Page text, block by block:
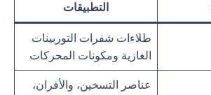
التطبيقات
طلاءات شفرات التوربينات
الغازية ومكونات المحركات
عناصر التسخين، والأفران،